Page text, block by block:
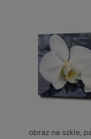
obraz na szkle,